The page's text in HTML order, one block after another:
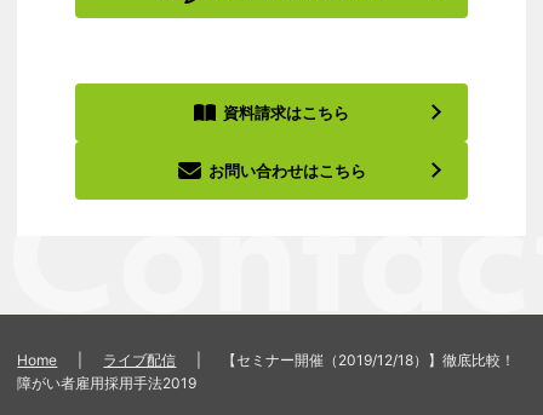
資料請求はこちら
お問い合わせはこちら
Home ライブ配信
【セミナー開催（2019/12/18）】徹底比較！
障がい者雇用採用手法2019